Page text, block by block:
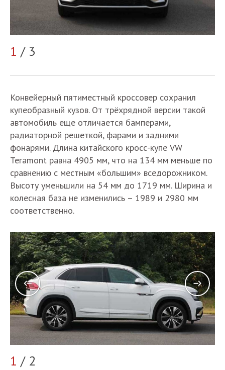
1 / 3
Конвейерный пятиместный кроссовер сохранил
купеобразный кузов. От трёхрядной версии такой
автомобиль еще отличается бамперами,
радиаторной решеткой, фарами и задними
фонарями. Длина китайского кросс-купе VW
Teramont равна 4905 мм, что на 134 мм меньше по
сравнению с местным «большим» вседорожником.
Высоту уменьшили на 54 мм до 1719 мм. Ширина и
колесная база не изменились – 1989 и 2980 мм
соответственно.
1 / 2